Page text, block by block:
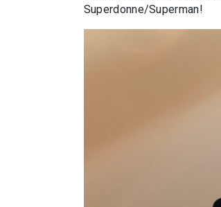
Superdonne/Superman!